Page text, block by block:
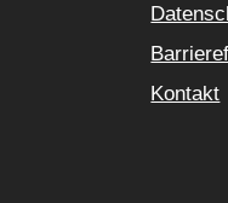
Kontakt